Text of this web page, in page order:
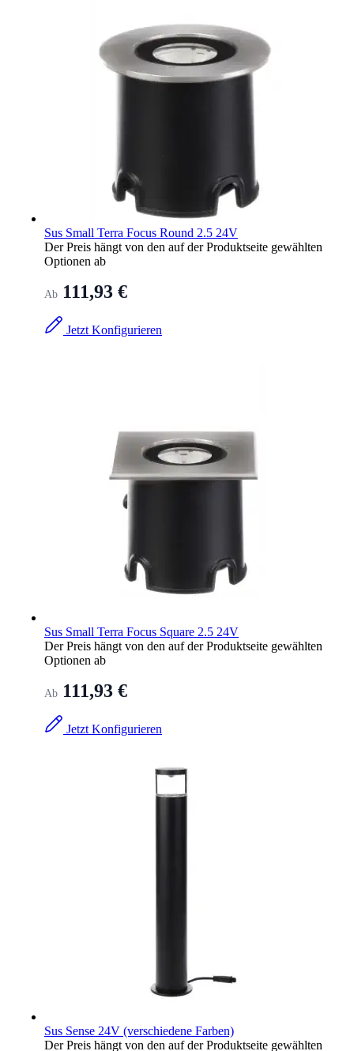
Sus Small Terra Focus Round 2.5 24V
Der Preis hängt von den auf der Produktseite gewählten
Optionen ab
Ab 111,93 €
Jetzt Konfigurieren
Sus Small Terra Focus Square 2.5 24V
Der Preis hängt von den auf der Produktseite gewählten
Optionen ab
Ab 111,93 €
Jetzt Konfigurieren
Sus Sense 24V (verschiedene Farben)
Der Preis hängt von den auf der Produktseite gewählten